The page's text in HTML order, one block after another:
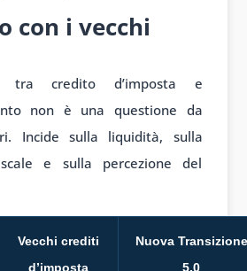
con i vecchi
tra credito d’imposta e
non è una questione da
Incide sulla liquidità, sulla
e sulla percezione del
Vecchi crediti
d’imposta
Nuova Transizione
5.0